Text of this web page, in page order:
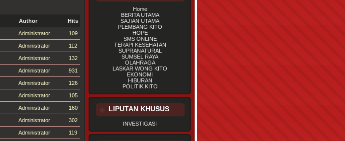
Home
BERITA UTAMA
SAJIAN UTAMA
PLEMBANG KITO
HOPE
SMS ONLINE
TERAPI KESEHATAN
SUPRANATURAL
SUMSEL RAYA
OLAHRAGA
LASKAR WONG KITO
EKONOMI
HIBURAN
POLITIK KITO
LIPUTAN KHUSUS
INVESTIGASI
Author Hits
Administrator 109
Administrator 112
Administrator 132
Administrator 931
Administrator 126
Administrator 105
Administrator 160
Administrator 302
Administrator 119